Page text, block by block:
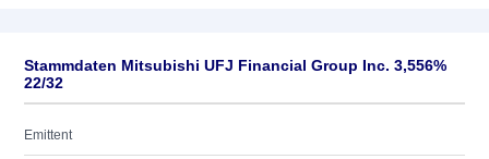
Stammdaten Mitsubishi UFJ Financial Group Inc. 3,556%
22/32
Emittent